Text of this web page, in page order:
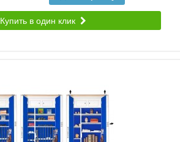
Купить в один клик